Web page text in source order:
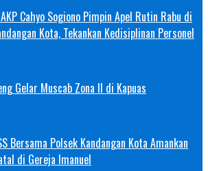
Cahyo Sogiono Pimpin Apel Rutin Rabu di
Kota, Tekankan Kedisiplinan Personel
Gelar Muscab Zona II di Kapuas
Bersama Polsek Kandangan Kota Amankan
di Gereja Imanuel